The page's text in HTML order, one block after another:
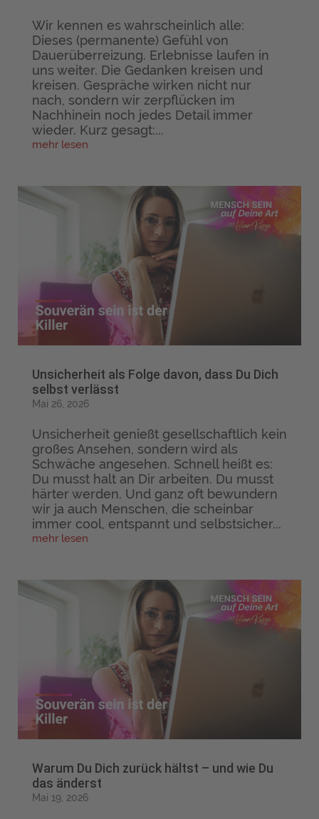
Wir kennen es wahrscheinlich alle:
Dieses (permanente) Gefühl von
Dauerüberreizung. Erlebnisse laufen in
uns weiter. Die Gedanken kreisen und
kreisen. Gespräche wirken nicht nur
nach, sondern wir zerpflücken im
Nachhinein noch jedes Detail immer
wieder. Kurz gesagt:...
mehr lesen
Unsicherheit als Folge davon, dass Du Dich
selbst verlässt
Mai 26, 2026
Unsicherheit genießt gesellschaftlich kein
großes Ansehen, sondern wird als
Schwäche angesehen. Schnell heißt es:
Du musst halt an Dir arbeiten. Du musst
härter werden. Und ganz oft bewundern
wir ja auch Menschen, die scheinbar
immer cool, entspannt und selbstsicher...
mehr lesen
Warum Du Dich zurück hältst – und wie Du
das änderst
Mai 19, 2026